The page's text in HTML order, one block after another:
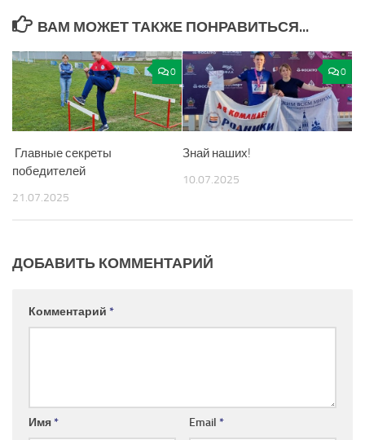
ВАМ МОЖЕТ ТАКЖЕ ПОНРАВИТЬСЯ...
0
Главные секреты
победителей
21.07.2025
0
Знай наших!
10.07.2025
ДОБАВИТЬ КОММЕНТАРИЙ
Комментарий *
Имя* Email *